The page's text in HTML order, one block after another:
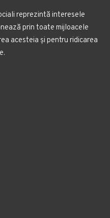
reprezintă interesele
prin toate mijloacele
acesteia și pentru ridicarea